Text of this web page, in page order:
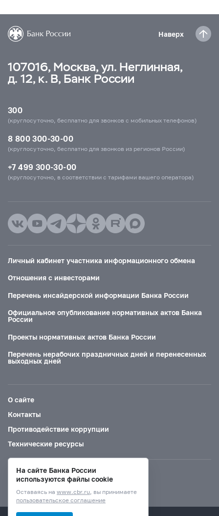
Наверх
107016, Москва, ул. Неглинная,
д. 12, к. В, Банк России
300
(круглосуточно, бесплатно для звонков с мобильных телефонов)
8 800 300-30-00
(круглосуточно, бесплатно для звонков из регионов России)
+7 499 300-30-00
(круглосуточно, в соответствии с тарифами вашего оператора)
Личный кабинет участника информационного обмена
Отношения с инвесторами
Перечень инсайдерской информации Банка России
Официальное опубликование нормативных актов Банка
России
Проекты нормативных актов Банка России
Перечень нерабочих праздничных дней и перенесенных
выходных дней
О сайте
Контакты
Противодействие коррупции
Технические ресурсы
Версия для слабовидящих
На сайте Банка России
используются файлы cookie
Оставаясь на www.cbr.ru, вы принимаете
пользовательское соглашение